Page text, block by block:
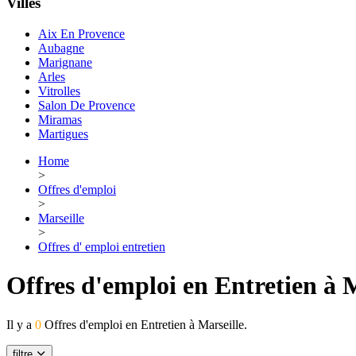
Aix En Provence
Aubagne
Marignane
Arles
Vitrolles
Salon De Provence
Miramas
Martigues
Home
>
Offres d'emploi
>
Marseille
>
Offres d' emploi entretien
Offres d'emploi en Entretien à
Il y a 0 Offres d'emploi en Entretien à Marseille.